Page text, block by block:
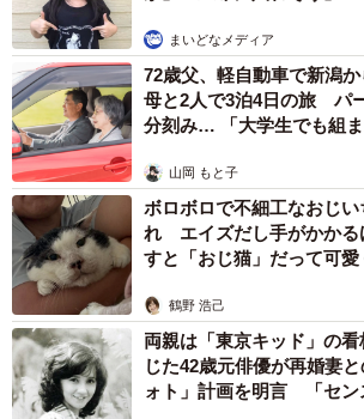
ケージの中からきょとん顔（左から）シロくん、
ゃんちゃん（画像提供：またまた一匹増えて五猫
ました。さん）
シロくん、トラちゃん、クロちゃんを迎
ジの奥で身をひそめ、家族の姿が見える
まうほど警戒していました。ある日、掃
すきに脱走。長女の部屋に逃げ込んで
で粗相をしたこともあったといいます。
「少しずつ警戒心を解いていったものの
らせてくれず…。それでも、ケージの扉
夜中にそっと外に出て遊ぶようになりま
まいどなメディア
72歳父、軽自動車で新潟
母と2人で3泊4日の旅 パ
分刻み… 「大学生でも組ま
山岡 もと子
ボロボロで不細工なおじ
れ エイズだし手がかか
すと「おじ猫」だって可愛
鶴野 浩己
両親は「東京キッド」の
じた42歳元俳優が再婚妻
ォト」計画を明言 「セン